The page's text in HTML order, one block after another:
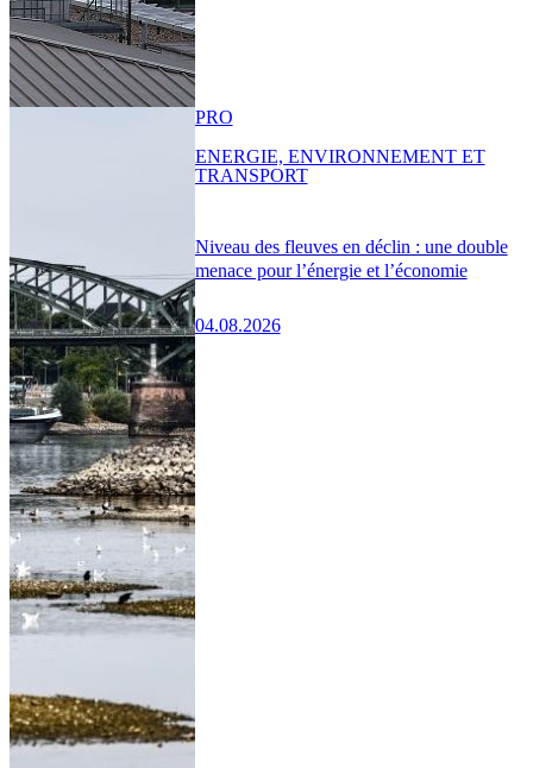
Niveau des fleuves en déclin : une double
menace pour l’énergie et l’économie
04.08.2026
PRO
ENERGIE, ENVIRONNEMENT ET
TRANSPORT